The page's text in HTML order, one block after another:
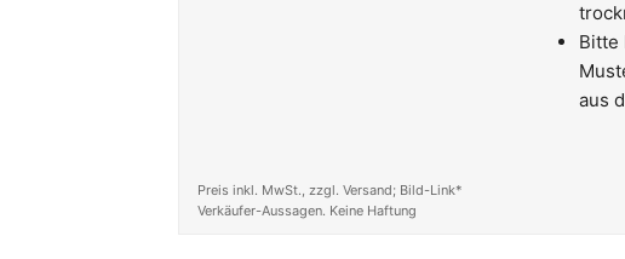
Bitte
aus
Preis inkl. MwSt., zzgl. Versand; Bild-Link*
Verkäufer-Aussagen. Keine Haftung